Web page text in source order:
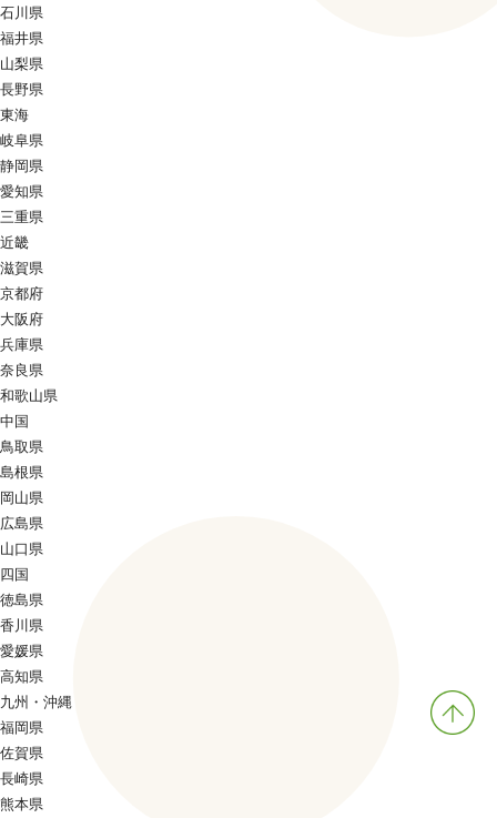
石川県
福井県
山梨県
長野県
東海
岐阜県
静岡県
愛知県
三重県
近畿
滋賀県
京都府
大阪府
兵庫県
奈良県
和歌山県
中国
鳥取県
島根県
岡山県
広島県
山口県
四国
徳島県
香川県
愛媛県
高知県
九州・沖縄
福岡県
佐賀県
長崎県
熊本県